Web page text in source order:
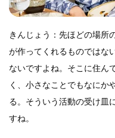
きんじょう：先ほどの場所
が作ってくれるものではな
ないですよね。そこに住ん
く、小さなことでもなにか
る。そういう活動の受け皿
すね。